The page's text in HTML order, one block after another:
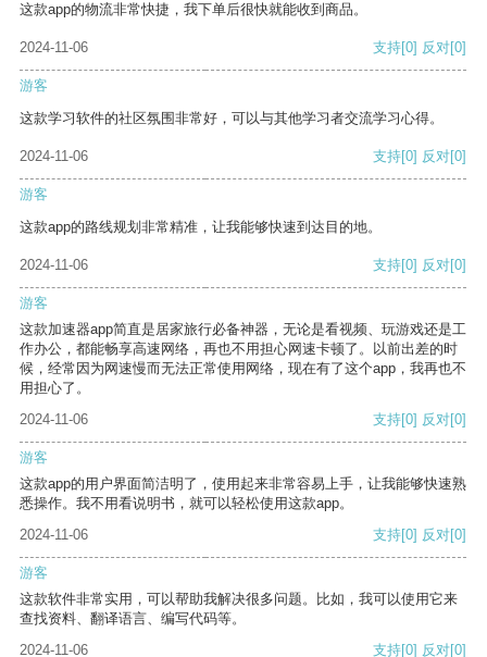
这款app的物流非常快捷，我下单后很快就能收到商品。
2024-11-06 支持[0] 反对[0]
游客
这款学习软件的社区氛围非常好，可以与其他学习者交流学习心得。
2024-11-06 支持[0] 反对[0]
游客
这款app的路线规划非常精准，让我能够快速到达目的地。
2024-11-06 支持[0] 反对[0]
游客
这款加速器app简直是居家旅行必备神器，无论是看视频、玩游戏还是工
作办公，都能畅享高速网络，再也不用担心网速卡顿了。以前出差的时
候，经常因为网速慢而无法正常使用网络，现在有了这个app，我再也不
用担心了。
2024-11-06
支持[0] 反对[0]
游客
这款app的用户界面简洁明了，使用起来非常容易上手，让我能够快速熟
悉操作。我不用看说明书，就可以轻松使用这款app。
2024-11-06
支持[0] 反对[0]
游客
这款软件非常实用，可以帮助我解决很多问题。比如，我可以使用它来
查找资料、翻译语言、编写代码等。
2024-11-06
支持[0] 反对[0]